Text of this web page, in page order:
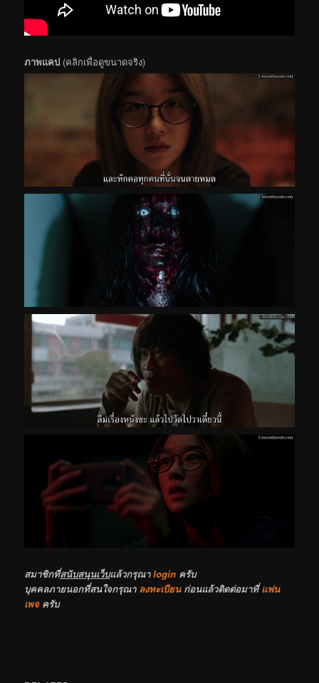
ภาพแคป (คลิกเพื่อดูขนาดจริง)
สมาชิกที่สนับสนุนเว็บแล้วกรุณาlogin ครับ
บุคคลภายนอกที่สนใจกรุณา ลงทะเบียนก่อนแล้วติดต่อมาที่แฟน
เพจครับ